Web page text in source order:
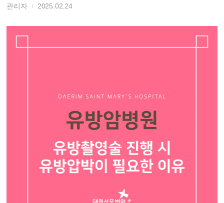
관리자
2025.02.24